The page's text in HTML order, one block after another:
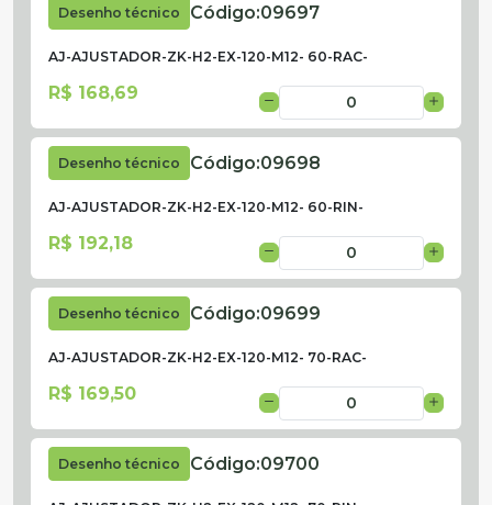
Desenho técnico Código:09697
AJ-AJUSTADOR-ZK-H2-EX-120-M12- 60-RAC-
R$ 168,69
Desenho técnico Código:09698
AJ-AJUSTADOR-ZK-H2-EX-120-M12- 60-RIN-
R$ 192,18
Desenho técnico Código:09699
AJ-AJUSTADOR-ZK-H2-EX-120-M12- 70-RAC-
R$ 169,50
Desenho técnico Código:09700